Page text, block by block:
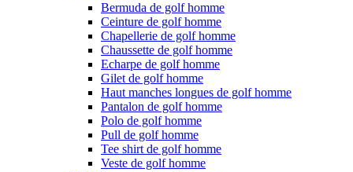
Bermuda de golf homme
Ceinture de golf homme
Chapellerie de golf homme
Chaussette de golf homme
Echarpe de golf homme
Gilet de golf homme
Haut manches longues de golf homme
Pantalon de golf homme
Polo de golf homme
Pull de golf homme
Tee shirt de golf homme
Veste de golf homme